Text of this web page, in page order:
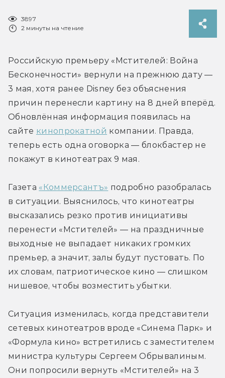
3897
2 минуты на чтение
Российскую премьеру «Мстителей: Война
Бесконечности» вернули на прежнюю дату —
3 мая, хотя ранее Disney без объяснения
причин перенесли картину на 8 дней вперёд.
Обновлённая информация появилась на
сайте кинопрокатной компании. Правда,
теперь есть одна оговорка — блокбастер не
покажут в кинотеатрах 9 мая.
Газета «Коммерсантъ» подробно разобралась
в ситуации. Выяснилось, что кинотеатры
высказались резко против инициативы
перенести «Мстителей» — на праздничные
выходные не выпадает никаких громких
премьер, а значит, залы будут пустовать. По
их словам, патриотическое кино — слишком
нишевое, чтобы возместить убытки.
Ситуация изменилась, когда представители
сетевых кинотеатров вроде «Синема Парк» и
«Формула кино» встретились с заместителем
министра культуры Сергеем Обрывалиным.
Они попросили вернуть «Мстителей» на 3